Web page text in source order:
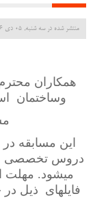
منتشر شده در سه شنبه, 05 دی 1396 10:58
همکاران
وساختمان
این مسابقه
دروس تخصصی
فایلهای ذیل